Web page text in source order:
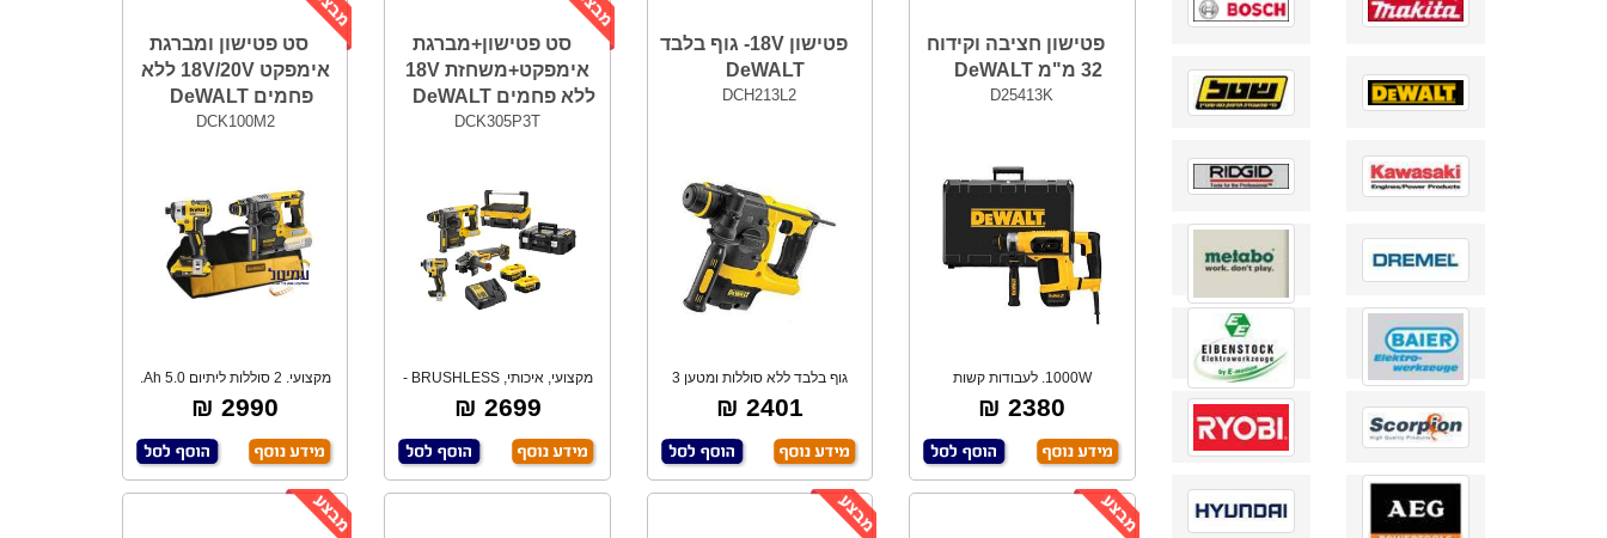
פטישון חציבה וקידוח
32 מ"מ DeWALT
D25413K
1000W. לעבודות קשות
במיוחד.עוצמת הלימה-
2380 ₪
פטישון 18V- גוף בלבד
DeWALT
DCH213L2
גוף בלבד ללא סוללות ומטען 3
מצבי עבודה
2401 ₪
סט פטישון+מברגת
אימפקט+משחזת 18V
ללא פחמים DeWALT
DCK305P3T
מקצועי, איכותי, BRUSHLESS -
ללא פחמים -
2699 ₪
סט פטישון ומברגת
אימפקט 18V/20V ללא
פחמים DeWALT
DCK100M2
מקצועי. 2 סוללות ליתיום 5.0 Ah.
מנוע BRU
2990 ₪